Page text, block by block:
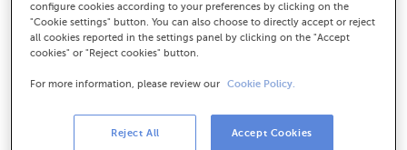
El director territorial de ABANCA en Vigo, Walter Álvarez, firma
con David Regades, delegado del Estado en el Consorcio de la
Zona Franca de Vigo.
Descarga en alta resolución
configure cookies according to your preferences by clicking on the
"Cookie settings" button. You can also choose to directly accept or reject
all cookies reported in the settings panel by clicking on the "Accept
cookies" or "Reject cookies" button.
For more information, please review our Cookie Policy.
Reject All Accept Cookies